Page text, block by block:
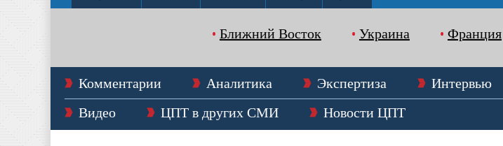
Ближний Восток Украина Франция
Комментарии Аналитика Экспертиза Интервью
Видео
ЦПТ в других СМИ Новости ЦПТ